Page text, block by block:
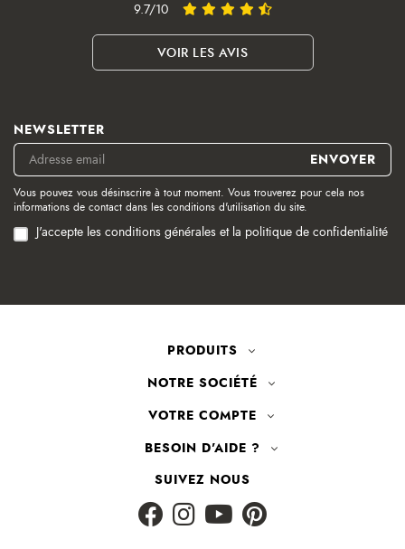
9.7/10
VOIR LES AVIS
NEWSLETTER
Vous pouvez vous désinscrire à tout moment. Vous trouverez pour cela nos
informations de contact dans les conditions d'utilisation du site.
J'accepte les conditions générales et la politique de confidentialité
PRODUITS
NOTRE SOCIÉTÉ
VOTRE COMPTE
BESOIN D'AIDE ?
SUIVEZ NOUS